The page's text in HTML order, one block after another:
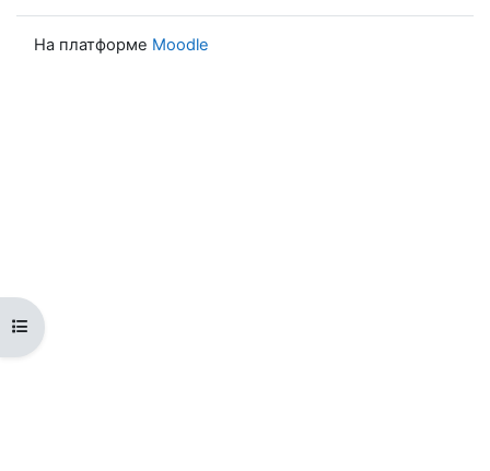
Открыть оглавление курса
На платформе Moodle